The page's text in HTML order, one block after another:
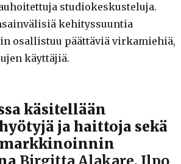
studiokeskusteluja.
kehityssuuntia
osallistuu päättäviä virkamiehiä,
käyttäjiä.
käsitellään
ja haittoja sekä
markkinoinnin